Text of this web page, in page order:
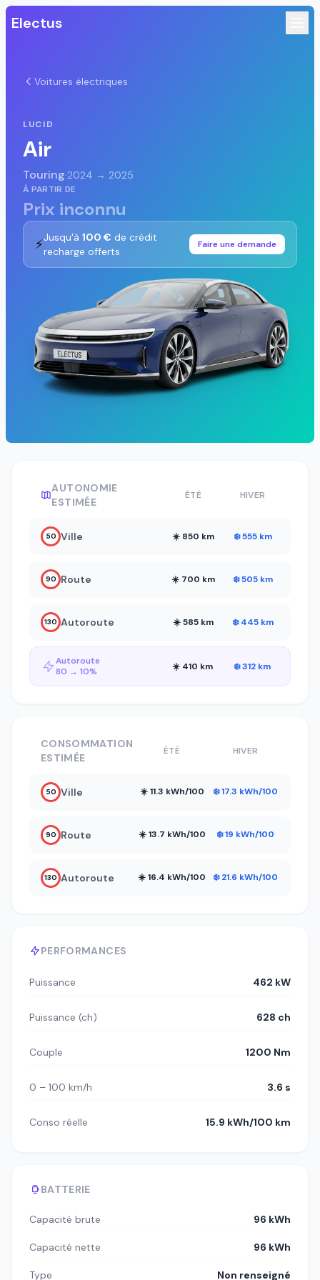
Electus
Voitures électriques
LUCID
Air
Touring·2024 → 2025
À PARTIR DE
Prix inconnu
⚡Jusqu'à 100 € de crédit
recharge offerts
Faire une demande
AUTONOMIE
ESTIMÉE
ÉTÉ HIVER
50 Ville ☀️ 850 km ❄️ 555 km
90 Route ☀️ 700 km ❄️ 505 km
130 Autoroute ☀️ 585 km ❄️ 445 km
Autoroute
80 → 10%
☀️ 410 km ❄️ 312 km
PERFORMANCES
Puissance 462 kW
Puissance (ch) 628 ch
Couple 1200 Nm
0 – 100 km/h 3.6 s
Conso réelle 15.9 kWh/100 km
BATTERIE
Capacité brute 96 kWh
Capacité nette 96 kWh
Type Non renseigné
CONSOMMATION
ESTIMÉE
ÉTÉ HIVER
50 Ville ☀️ 11.3 kWh/100 ❄️ 17.3 kWh/100
90 Route ☀️ 13.7 kWh/100 ❄️ 19 kWh/100
130 Autoroute ☀️ 16.4 kWh/100 ❄️ 21.6 kWh/100